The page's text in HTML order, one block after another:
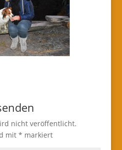
nicht veröffentlicht.
mit * markiert